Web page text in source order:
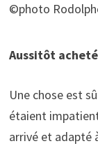
©photo
Aussitôt
Une chose est
étaient
arrivé et adapté